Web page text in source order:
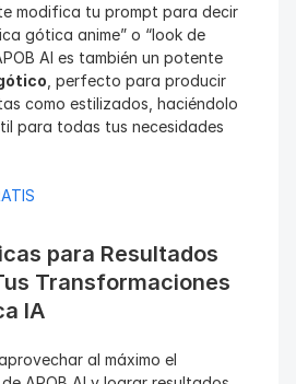
modifica tu prompt para decir
gótica anime” o “look de
, perfecto para producir
como estilizados, haciéndolo
para todas tus necesidades
para Resultados
Transformaciones
IA
al máximo el